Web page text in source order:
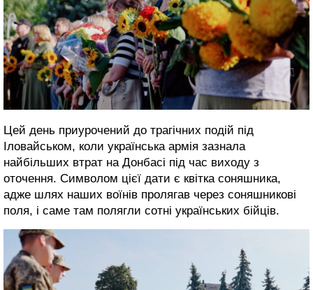
Цей день приурочений до трагічних подій під
Іловайськом, коли українська армія зазнала
найбільших втрат на Донбасі під час виходу з
оточення. Символом цієї дати є квітка соняшника,
адже шлях наших воїнів пролягав через соняшникові
поля, і саме там полягли сотні українських бійців.